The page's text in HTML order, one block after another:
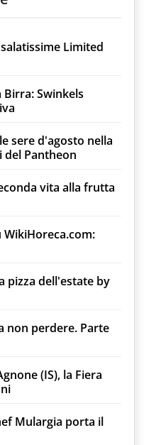
Limited
Swinkels
sere d'agosto nella
del Pantheon
vita alla frutta
pizza dell'estate by
non perdere. Parte
(IS), la Fiera
Mulargia porta il